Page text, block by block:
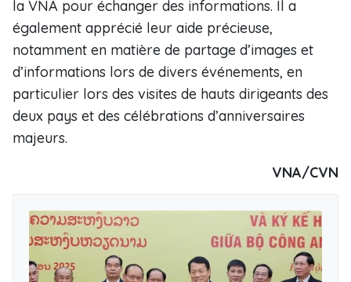
la VNA pour échanger des informations. Il a
également apprécié leur aide précieuse,
notamment en matière de partage d’images et
d’informations lors de divers événements, en
particulier lors des visites de hauts dirigeants des
deux pays et des célébrations d’anniversaires
majeurs.
VNA/CVN